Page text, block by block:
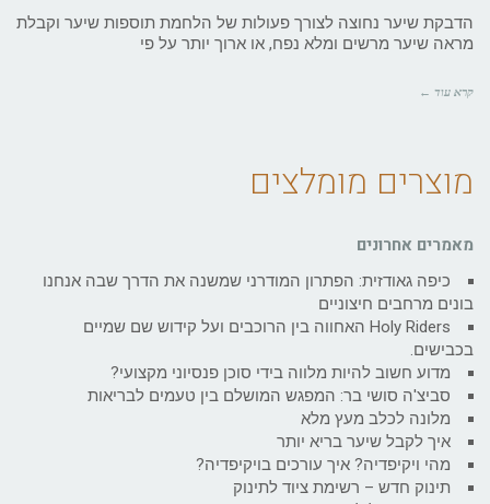
הדבקת שיער נחוצה לצורך פעולות של הלחמת תוספות שיער וקבלת
מראה שיער מרשים ומלא נפח, או ארוך יותר על פי
קרא עוד ←
מוצרים מומלצים
מאמרים אחרונים
כיפה גאודזית: הפתרון המודרני שמשנה את הדרך שבה אנחנו
בונים מרחבים חיצוניים
Holy Riders האחווה בין הרוכבים ועל קידוש שם שמיים
בכבישים.
מדוע חשוב להיות מלווה בידי סוכן פנסיוני מקצועי?
סביצ'ה סושי בר: המפגש המושלם בין טעמים לבריאות
מלונה לכלב מעץ מלא
איך לקבל שיער בריא יותר
מהי ויקיפדיה? איך עורכים בויקיפדיה?
תינוק חדש – רשימת ציוד לתינוק